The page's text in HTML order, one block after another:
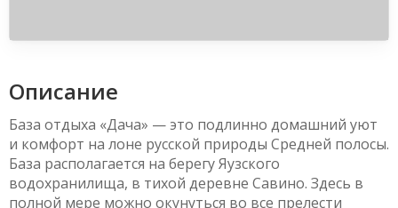
Описание
База отдыха «Дача» — это подлинно домашний уют
и комфорт на лоне русской природы Средней полосы.
База располагается на берегу Яузского
водохранилища, в тихой деревне Савино. Здесь в
полной мере можно окунуться во все прелести